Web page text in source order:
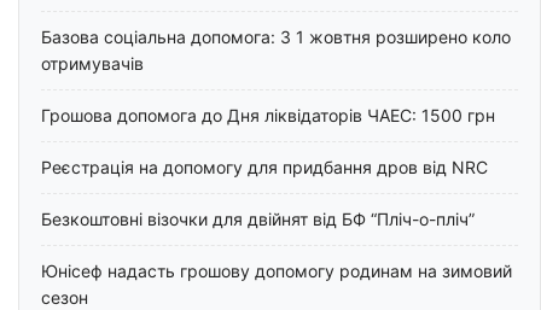
Базова соціальна допомога: З 1 жовтня розширено коло
отримувачів
Грошова допомога до Дня ліквідаторів ЧАЕС: 1500 грн
Реєстрація на допомогу для придбання дров від NRC
Безкоштовні візочки для двійнят від БФ “Пліч-о-пліч”
Юнісеф надасть грошову допомогу родинам на зимовий
сезон